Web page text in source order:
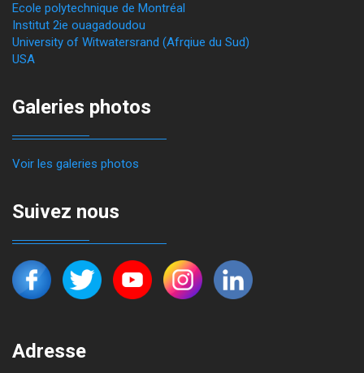
Ecole polytechnique de Montréal
Institut 2ie ouagadoudou
University of Witwatersrand (Afrqiue du Sud)
USA
Galeries photos
Voir les galeries photos
Suivez nous
Adresse